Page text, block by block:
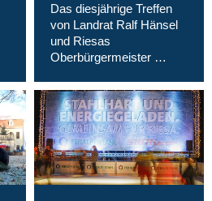
Das diesjährige Treffen
von Landrat Ralf Hänsel
und Riesas
Oberbürgermeister …